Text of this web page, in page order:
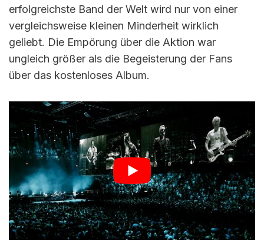
erfolgreichste Band der Welt wird nur von einer
vergleichsweise kleinen Minderheit wirklich
geliebt. Die Empörung über die Aktion war
ungleich größer als die Begeisterung der Fans
über das kostenloses Album.